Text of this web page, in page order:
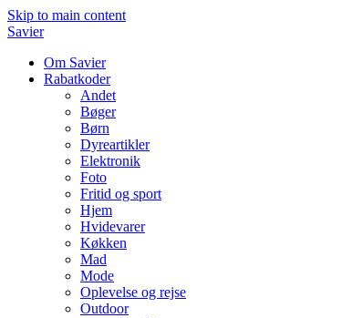
Skip to main content
Savier
Om Savier
Rabatkoder
Andet
Bøger
Børn
Dyreartikler
Elektronik
Foto
Fritid og sport
Hjem
Hvidevarer
Køkken
Mad
Mode
Oplevelse og rejse
Outdoor